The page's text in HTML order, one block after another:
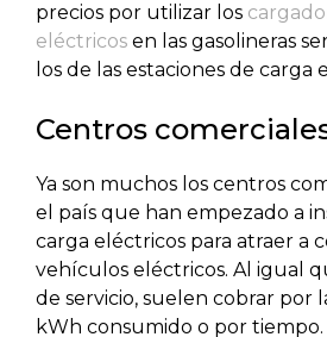
precios por utilizar los
eléctricos en las gasolineras
los de las estaciones de carga
Centros
Ya son muchos los centros
el país que han empezado a
carga eléctricos para atraer a
vehículos eléctricos. Al igual
de servicio, suelen cobrar por
kWh consumido o por